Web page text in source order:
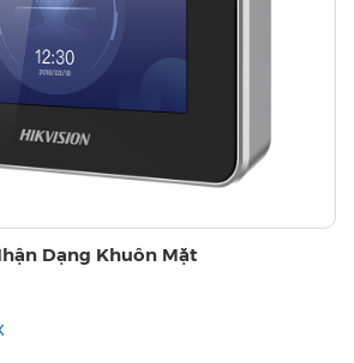
Dạng Khuôn Mặt